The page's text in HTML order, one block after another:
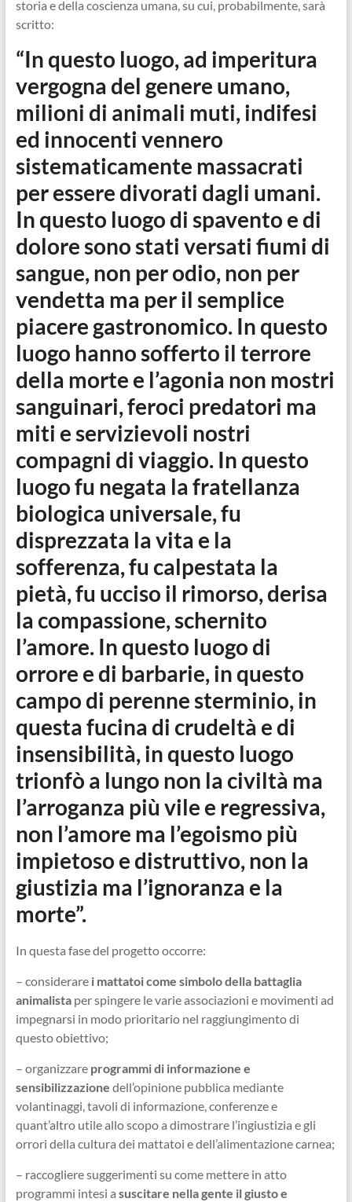
storia e della coscienza umana, su cui, probabilmente, sarà
scritto:
“In questo luogo, ad imperitura
vergogna del genere umano,
milioni di animali muti, indifesi
ed innocenti vennero
sistematicamente massacrati
per essere divorati dagli umani.
In questo luogo di spavento e di
dolore sono stati versati fiumi di
sangue, non per odio, non per
vendetta ma per il semplice
piacere gastronomico. In questo
luogo hanno sofferto il terrore
della morte e l’agonia non mostri
sanguinari, feroci predatori ma
miti e servizievoli nostri
compagni di viaggio. In questo
luogo fu negata la fratellanza
biologica universale, fu
disprezzata la vita e la
sofferenza, fu calpestata la
pietà, fu ucciso il rimorso, derisa
la compassione, schernito
l’amore. In questo luogo di
orrore e di barbarie, in questo
campo di perenne sterminio, in
questa fucina di crudeltà e di
insensibilità, in questo luogo
trionfò a lungo non la civiltà ma
l’arroganza più vile e regressiva,
non l’amore ma l’egoismo più
impietoso e distruttivo, non la
giustizia ma l’ignoranza e la
morte”.
In questa fase del progetto occorre:
– considerare i mattatoi come simbolo della battaglia
animalistaper spingere le varie associazioni e movimenti ad
impegnarsi in modo prioritario nel raggiungimento di
questo obiettivo;
– organizzare programmi di informazione e
sensibilizzazione dell’opinione pubblica mediante
volantinaggi, tavoli di informazione, conferenze e
quant’altro utile allo scopo a dimostrare l’ingiustizia e gli
orrori della cultura dei mattatoi e dell’alimentazione carnea;
– raccogliere suggerimenti su come mettere in atto
programmi intesi a suscitare nella gente il giusto e